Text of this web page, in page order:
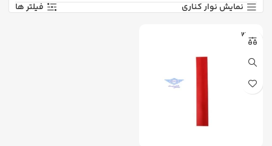
نمایش نوار کناری
فیلتر ها
WOER